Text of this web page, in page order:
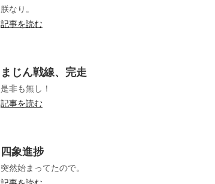
朕なり。
記事を読む
まじん戦線、完走
是非も無し！
記事を読む
四象進捗
突然始まってたので。